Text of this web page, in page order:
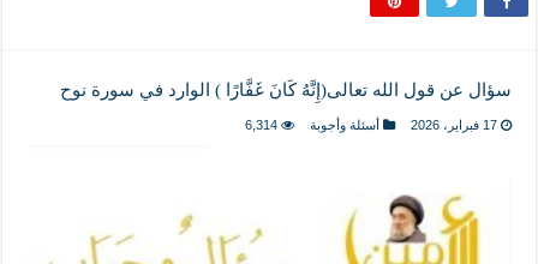
سؤال عن قول الله تعالى(إِنَّهُ كَانَ غَفَّارًا ) الوارد في سورة نوح
17 فبراير، 2026 أسئلة وأجوبة 6,314